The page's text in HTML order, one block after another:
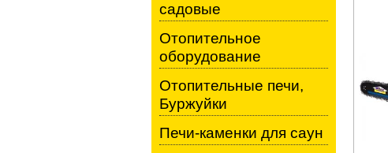
садовые
Отопительное
оборудование
Отопительные печи,
Буржуйки
Печи-каменки для саун